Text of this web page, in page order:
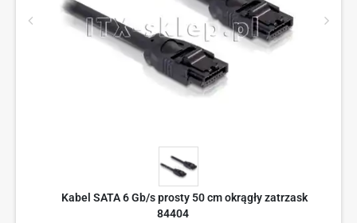
Kabel SATA 6 Gb/s prosty 50 cm okrągły zatrzask
84404